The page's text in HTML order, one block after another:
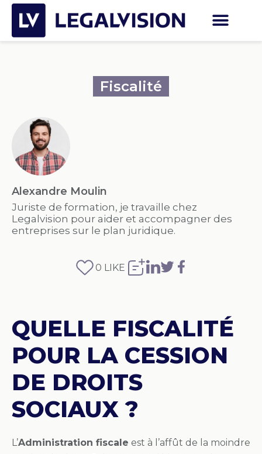
Fiscalité
Alexandre Moulin
Juriste de formation, je travaille chez
Legalvision pour aider et accompagner des
entreprises sur le plan juridique.
0 LIKE
QUELLE FISCALITÉ
POUR LA CESSION
DE DROITS
SOCIAUX ?
L’Administration fiscale est à l’affût de la moindre